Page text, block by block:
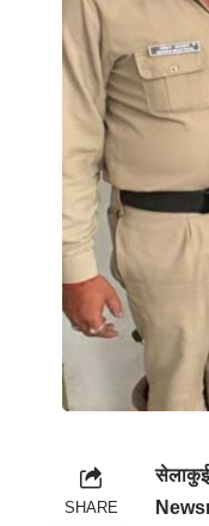
SHARE
सेलाकुई